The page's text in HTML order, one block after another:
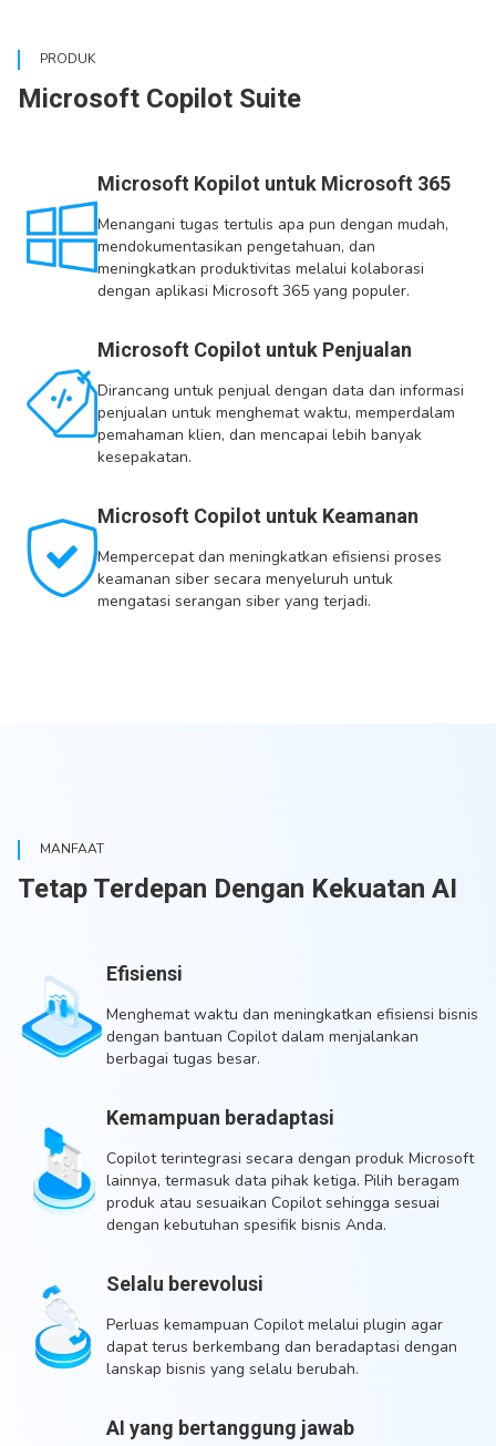
PRODUK
Microsoft Copilot Suite
Microsoft Kopilot untuk Microsoft 365
Menangani tugas tertulis apa pun dengan mudah,
mendokumentasikan pengetahuan, dan
meningkatkan produktivitas melalui kolaborasi
dengan aplikasi Microsoft 365 yang populer.
Microsoft Copilot untuk Penjualan
Dirancang untuk penjual dengan data dan informasi
penjualan untuk menghemat waktu, memperdalam
pemahaman klien, dan mencapai lebih banyak
kesepakatan.
Microsoft Copilot untuk Keamanan
Mempercepat dan meningkatkan efisiensi proses
keamanan siber secara menyeluruh untuk
mengatasi serangan siber yang terjadi.
MANFAAT
Tetap Terdepan Dengan Kekuatan AI
Efisiensi
Menghemat waktu dan meningkatkan efisiensi bisnis
dengan bantuan Copilot dalam menjalankan
berbagai tugas besar.
Kemampuan beradaptasi
Copilot terintegrasi secara dengan produk Microsoft
lainnya, termasuk data pihak ketiga. Pilih beragam
produk atau sesuaikan Copilot sehingga sesuai
dengan kebutuhan spesifik bisnis Anda.
Selalu berevolusi
Perluas kemampuan Copilot melalui plugin agar
dapat terus berkembang dan beradaptasi dengan
lanskap bisnis yang selalu berubah.
AI yang bertanggung jawab